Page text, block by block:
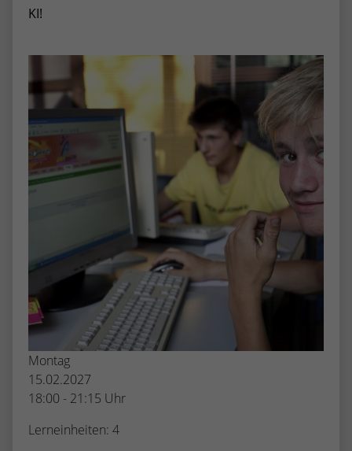
KI!
Montag
15.02.2027
18:00 - 21:15 Uhr
Lerneinheiten: 4